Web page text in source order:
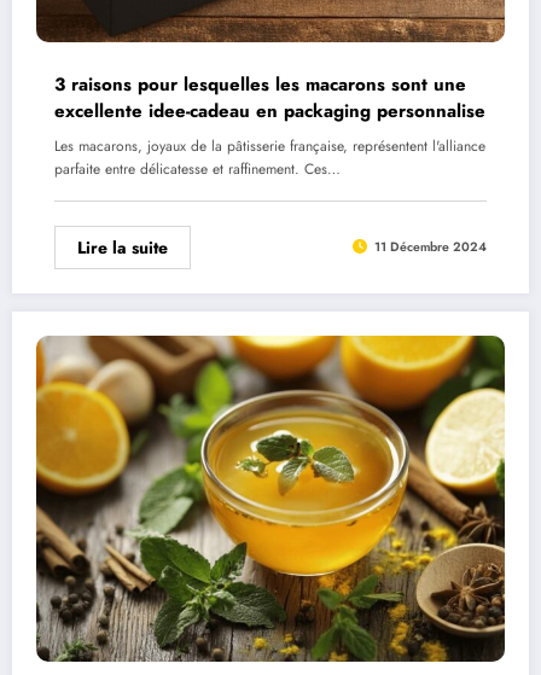
3 raisons pour lesquelles les macarons sont une
excellente idee-cadeau en packaging personnalise
Les macarons, joyaux de la pâtisserie française, représentent l'alliance
parfaite entre délicatesse et raffinement. Ces…
Lire la suite 11 Décembre 2024